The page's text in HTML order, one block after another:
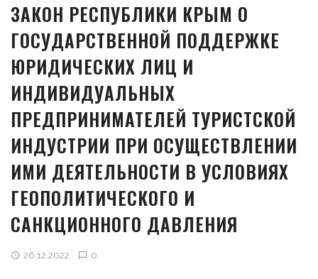
ЗАКОН РЕСПУБЛИКИ КРЫМ О
ГОСУДАРСТВЕННОЙ ПОДДЕРЖКЕ
ЮРИДИЧЕСКИХ ЛИЦ И
ИНДИВИДУАЛЬНЫХ
ПРЕДПРИНИМАТЕЛЕЙ ТУРИСТСКОЙ
ИНДУСТРИИ ПРИ ОСУЩЕСТВЛЕНИИ
ИМИ ДЕЯТЕЛЬНОСТИ В УСЛОВИЯХ
ГЕОПОЛИТИЧЕСКОГО И
САНКЦИОННОГО ДАВЛЕНИЯ
26.12.2022 0